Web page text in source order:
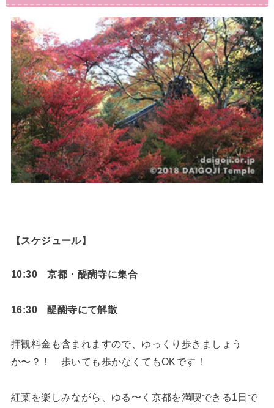
【スケジュール】
10:30 京都・醍醐寺に集合
16:30 醍醐寺にて解散
拝観料金も含まれますので、ゆっくり歩きましょう
か〜？！ 歩いても歩かなくてもOKです！
紅葉を楽しみながら、ゆる〜く京都を満喫できる1日で